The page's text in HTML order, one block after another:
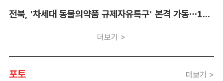
전북, '차세대 동물의약품 규제자유특구' 본격 가동…11개 기업 1273억 투자
더보기 >
포토 더보기 >